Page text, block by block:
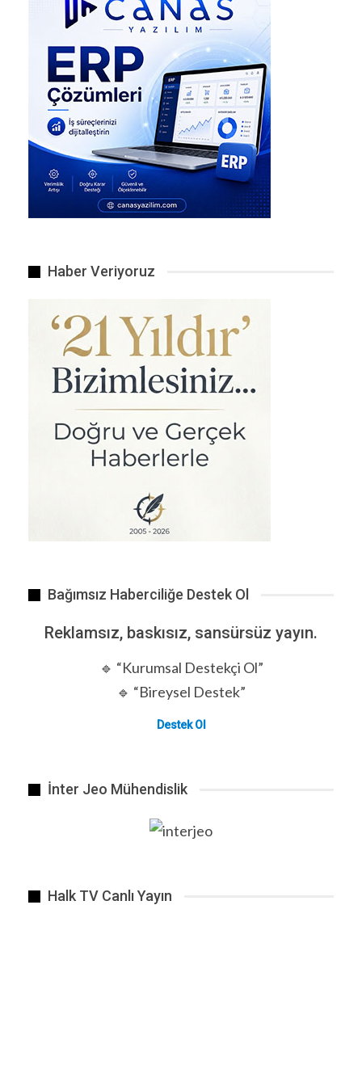
Komagene çiğ köftenin sahiplerinden FETÖ firarisi Murat…
Kasanın şifresini temizleme bahanesiyle girdiği odadaki…
Haber Veriyoruz
Bağımsız Haberciliğe Destek Ol
Reklamsız, baskısız, sansürsüz yayın.
🔹 “Kurumsal Destekçi Ol”
🔹 “Bireysel Destek”
Destek Ol
İnter Jeo Mühendislik
Halk TV Canlı Yayın